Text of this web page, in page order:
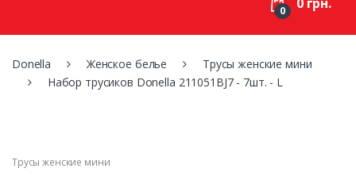
:
0
Donella Женское белье
Трусы женские мини
Набор трусиков Donella 211051BJ7 - 7шт. - L
Трусы женские мини